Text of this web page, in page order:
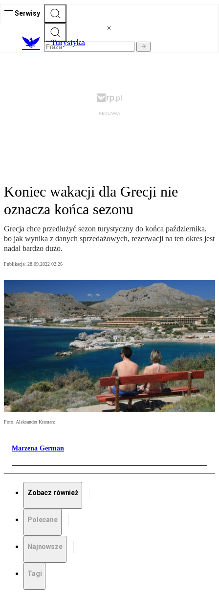
Serwisy
Turystyka
Koniec wakacji dla Grecji nie
oznacza końca sezonu
Grecja chce przedłużyć sezon turystyczny do końca października,
bo jak wynika z danych sprzedażowych, rezerwacji na ten okres jest
nadal bardzo dużo.
Publikacja: 28.09.2022 02:26
Foto: Aleksander Kramarz
Marzena German
Zobacz również
Polecane
Najnowsze
Tagi